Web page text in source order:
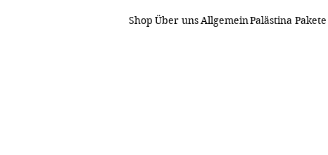
Shop Über uns AllgemeinPalästina Pakete